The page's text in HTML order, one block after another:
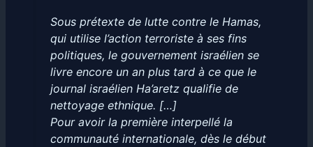
Sous prétexte de lutte contre le Hamas,
qui utilise l’action terroriste à ses fins
politiques, le gouvernement israélien se
livre encore un an plus tard à ce que le
journal israélien Ha’aretz qualifie de
nettoyage ethnique. […]
Pour avoir la première interpellé la
communauté internationale, dès le début